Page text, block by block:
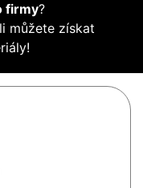
firmy?
můžete získat